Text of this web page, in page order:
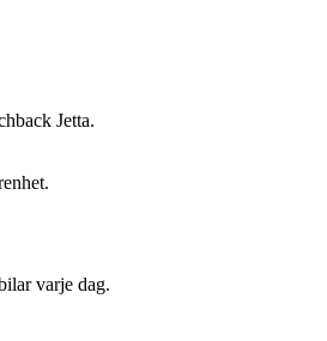
Jetta.
varje dag.